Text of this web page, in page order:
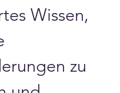
Wissen,
zu